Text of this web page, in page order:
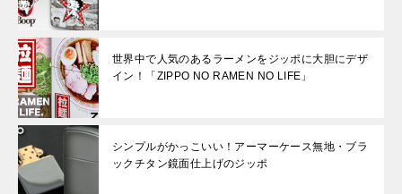
世界中で人気のあるラーメンをジッポに大胆にデザ
イン！「ZIPPO NO RAMEN NO LIFE」
シンプルがかっこいい！アーマーケース無地・ブラ
ックチタン鏡面仕上げのジッポ